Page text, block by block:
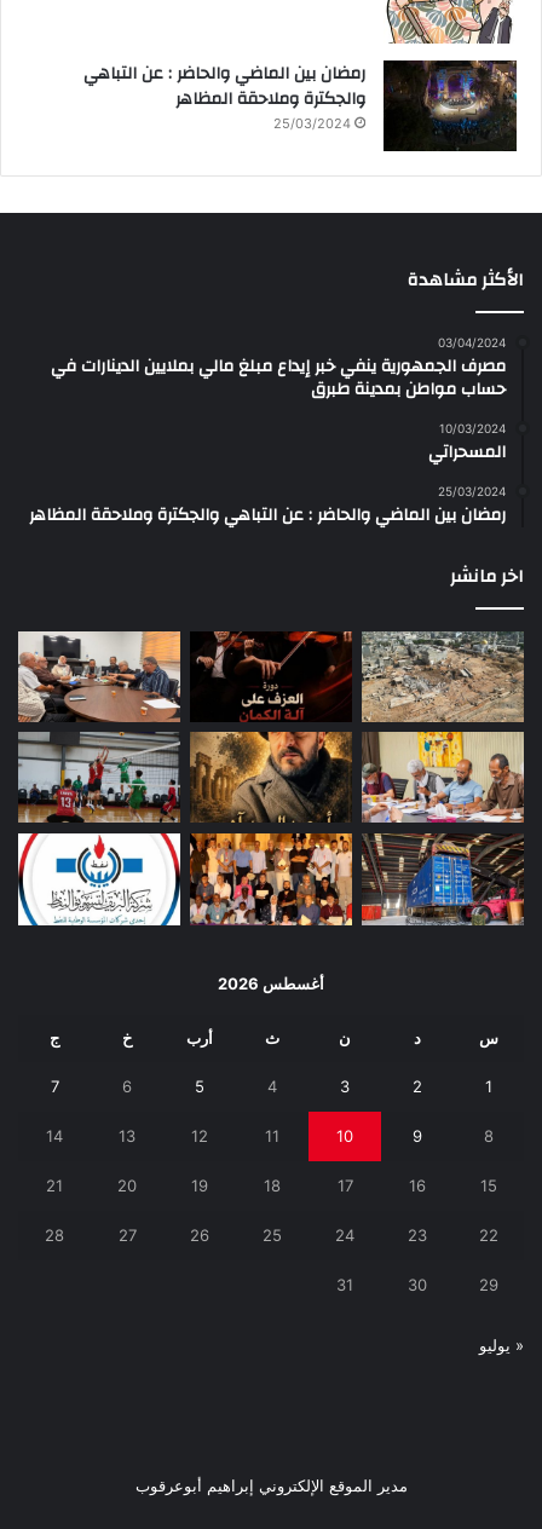
رمضان بين الماضي والحاضر : عن التباهي
والجكترة وملاحقة المظاهر
25/03/2024
الأكثر مشاهدة
03/04/2024
مصرف الجمهورية ينفي خبر إيداع مبلغ مالي بملايين الدينارات في
حساب مواطن بمدينة طبرق
10/03/2024
المسحراتي
25/03/2024
رمضان بين الماضي والحاضر : عن التباهي والجكترة وملاحقة المظاهر
اخر مانشر
أغسطس 2026
س د ن ث أرب خ ج
1
2
3
4
5
6
7
8
9
10
11
12
13
14
15
16
17
18
19
20
21
22
23
24
25
26
27
28
29
30
31
« يوليو
مدير الموقع الإلكتروني إبراهيم أبوعرقوب